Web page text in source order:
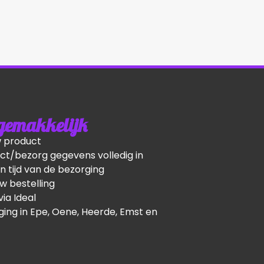
product
bezorg gegevens volledig in
tijd van de bezorging
bestelling
Ideal
in Epe, Oene, Heerde, Emst en